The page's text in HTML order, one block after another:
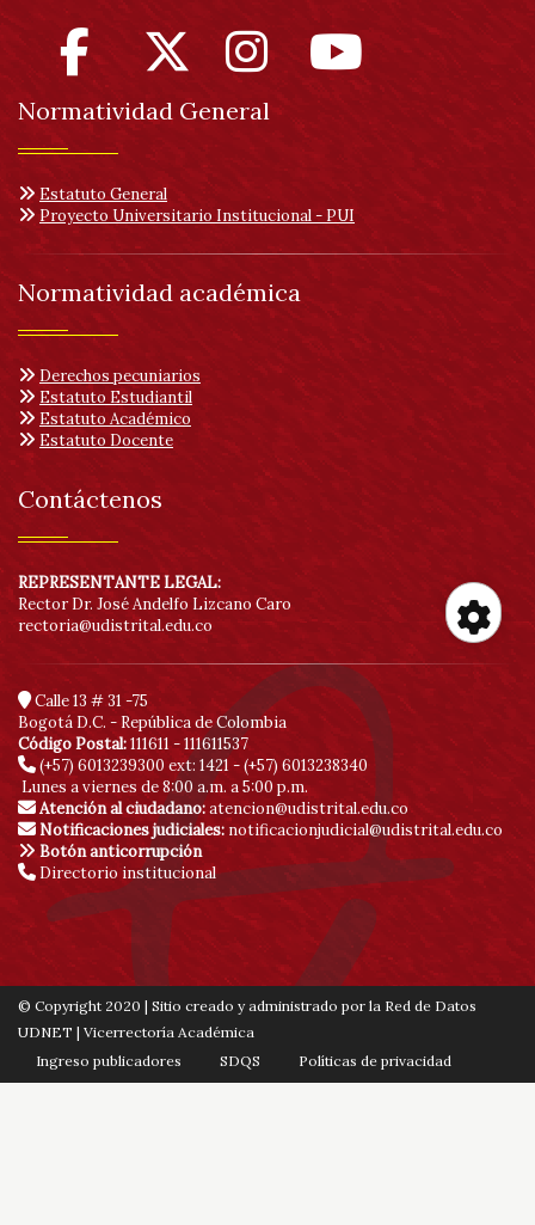
de
Normatividad General
Estatuto General
Proyecto Universitario Institucional - PUI
Normatividad académica
Derechos pecuniarios
Estatuto Estudiantil
Estatuto Académico
Estatuto Docente
Contáctenos
REPRESENTANTE LEGAL:
Rector Dr. José Andelfo Lizcano Caro
rectoria@udistrital.edu.co
Calle 13 # 31 -75
Bogotá D.C. - República de Colombia
Código Postal:111611 - 111611537
(+57) 6013239300 ext: 1421 - (+57) 6013238340
Lunes a viernes de 8:00 a.m. a 5:00 p.m.
Atención al ciudadano:atencion@udistrital.edu.co
Notificaciones judiciales: notificacionjudicial@udistrital.edu.co
Botón anticorrupción
Directorio institucional
© Copyright 2020 | Sitio creado y administrado por la Red de Datos
UDNET | Vicerrectoría Académica
Ingreso publicadores
SDQS
Políticas de privacidad